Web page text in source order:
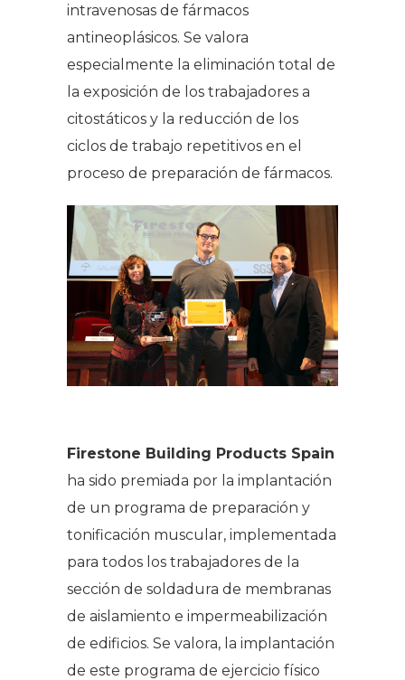
intravenosas de fármacos
antineoplásicos. Se valora
especialmente la eliminación total de
la exposición de los trabajadores a
citostáticos y la reducción de los
ciclos de trabajo repetitivos en el
proceso de preparación de fármacos.
Firestone Building Products Spain
ha sido premiada por la implantación
de un programa de preparación y
tonificación muscular, implementada
para todos los trabajadores de la
sección de soldadura de membranas
de aislamiento e impermeabilización
de edificios. Se valora, la implantación
de este programa de ejercicio físico